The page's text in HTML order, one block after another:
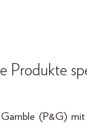
Produkte
(P&G) mit